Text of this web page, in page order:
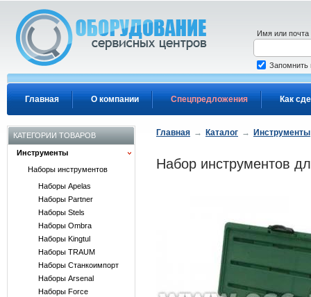
Главная О компании Спецпредложения Как
Имя или почта
Запомнить
КАТЕГОРИИ ТОВАРОВ
Инструменты
Наборы инструментов
Наборы Apelas
Наборы Partner
Наборы Stels
Наборы Ombra
Наборы Kingtul
Наборы TRAUM
Наборы Станкоимпорт
Наборы Arsenal
Наборы Force
Главная → Каталог → Инструменты
Набор инструментов